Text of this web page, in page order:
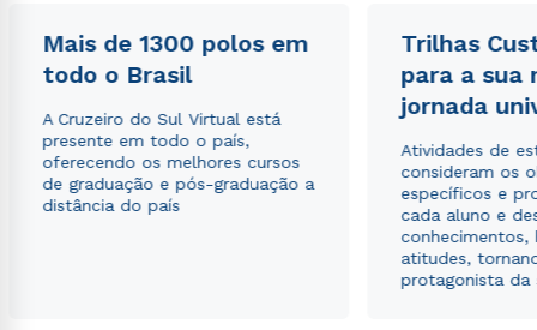
Mais de 1300 polos em
todo o Brasil
A Cruzeiro do Sul Virtual está
presente em todo o país,
oferecendo os melhores cursos
de graduação e pós-graduação a
distância do país
Trilhas
para a sua
jornada
Atividades de
consideram os
específicos e
cada aluno e
conhecimentos,
atitudes,
protagonista da